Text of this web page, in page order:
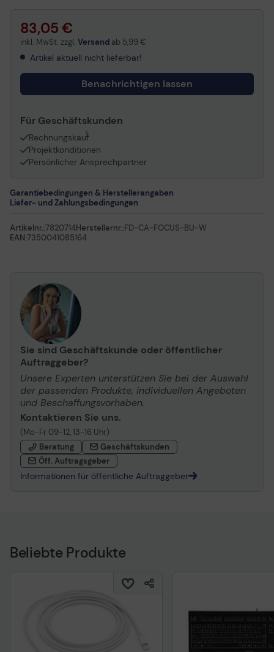
83,05 €
inkl. MwSt. zzgl. Versand ab 5,99 €
Artikel aktuell nicht lieferbar!
Benachrichtigen lassen
Für Geschäftskunden
Rechnungskauf
Projektkonditionen
Persönlicher Ansprechpartner
Garantiebedingungen & Herstellerangaben
Liefer- und Zahlungsbedingungen
Artikelnr.:7820714Herstellernr.:FD-CA-FOCUS-BU-W
EAN:7350041085164
Sie sind Geschäftskunde oder öffentlicher
Auftraggeber?
Unsere Experten unterstützen Sie bei der Auswahl
der passenden Produkte, individuellen Angeboten
und Beschaffungsvorhaben.
Kontaktieren Sie uns.
(Mo-Fr 09-12, 13-16 Uhr)
Beratung
Geschäftskunden
Öff. Auftragsgeber
Informationen für öffentliche Auftraggeber
Beliebte Produkte